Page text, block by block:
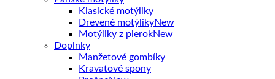
Klasické motýliky
Drevené motýliky
Motýliky z pierok
Doplnky
Manžetové gombíky
Kravatové spony